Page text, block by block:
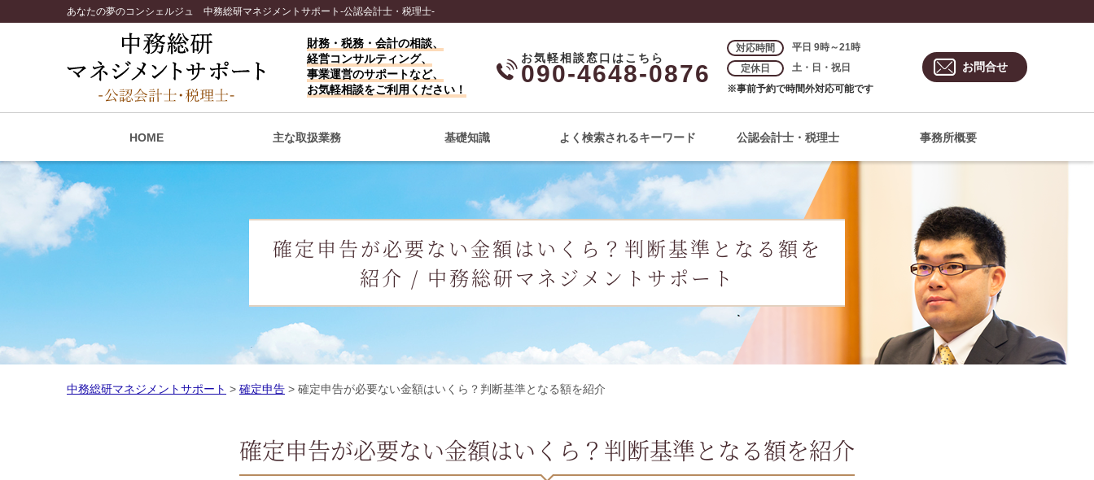
あなたの夢のコンシェルジュ 中務総研マネジメントサポート-公認会計士・税理士-
財務・税務・会計の相談、
経営コンサルティング、
事業運営のサポートなど、
お気軽相談をご利用ください！
090-4648-0876
対応時間
平日 9時～21時
定休日
土・日・祝日
※事前予約で時間外対応可能です
お問合せ
HOME 主な取扱業務 基礎知識 よく検索されるキーワード 公認会計士・税理士 事務所概要
確定申告が必要ない金額はいくら？判断基準となる額を
紹介 / 中務総研マネジメントサポート
中務総研マネジメントサポート > 確定申告 > 確定申告が必要ない金額はいくら？判断基準となる額を紹介
確定申告が必要ない金額はいくら？判断基準となる額を紹介